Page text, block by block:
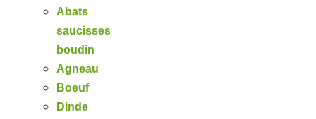
Abats
saucisses
boudin
Agneau
Boeuf
Dinde